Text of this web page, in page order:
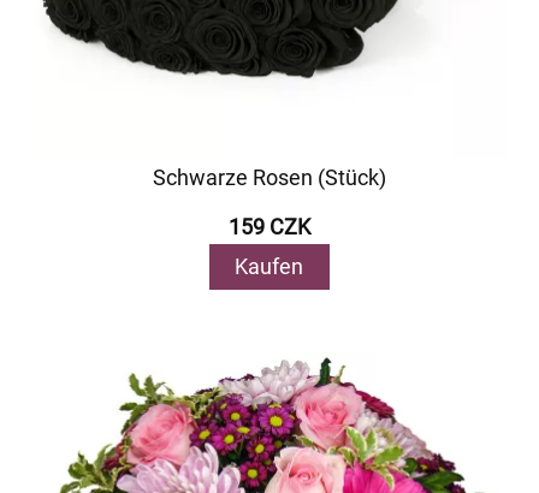
Schwarze Rosen (Stück)
159 CZK
Kaufen